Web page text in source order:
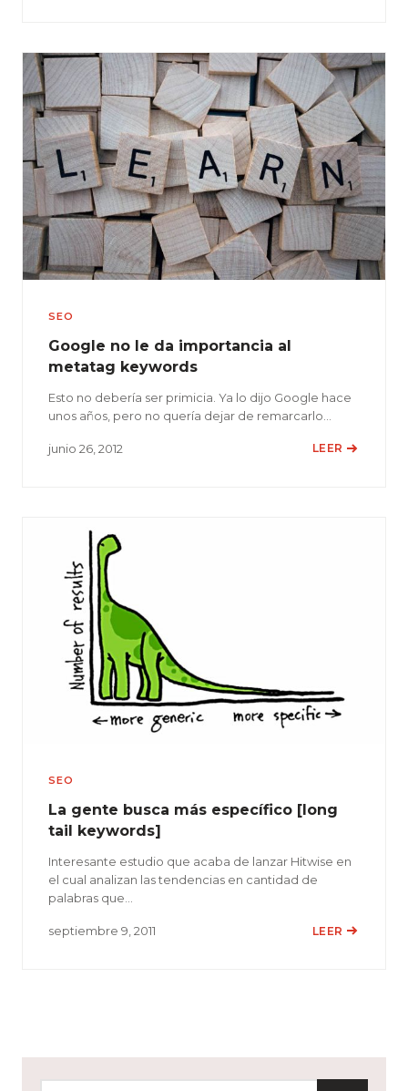
SEO
Google no le da importancia al
metatag keywords
Esto no debería ser primicia. Ya lo dijo Google hace
unos años, pero no quería dejar de remarcarlo…
junio 26, 2012 LEER
SEO
La gente busca más específico [long
tail keywords]
Interesante estudio que acaba de lanzar Hitwise en
el cual analizan las tendencias en cantidad de
palabras que…
septiembre 9, 2011 LEER